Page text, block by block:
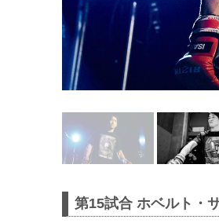
第15試合 ホベルト・